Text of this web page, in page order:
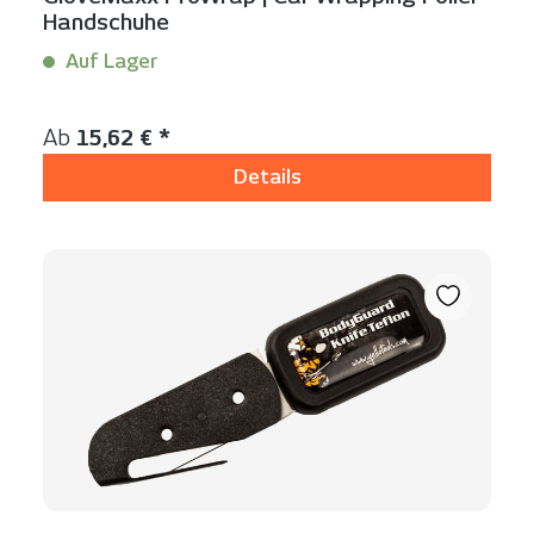
Handschuhe
Auf Lager
Regulärer Preis:
Ab 15,62 € *
Details